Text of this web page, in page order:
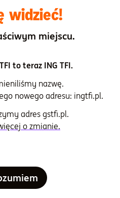
wcale nie obniża
kwotę którą jesteśmy
sumę przeznaczaną na
i porażki nie wpływa na
sukces lub wynagrodzić sobie
zwykle nie przez
tylko przez przesunięcie
na drugą.
chętniej inwestują w
sięgają po obligacje a ich
widzieć!
miejscu.
to teraz ING TFI.
nazwę.
nowego adresu: ingtfi.pl.
adres gstfi.pl.
o zmianie.